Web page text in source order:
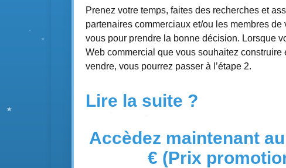
Prenez votre temps, faites des recherches et
partenaires commerciaux et/ou les membres
vous pour prendre la bonne décision. Lorsque
Web commercial que vous souhaitez
vendre, vous pourrez passer à l’étape 2.
Lire la suite ?
Accèdez maintenant
€ (Prix